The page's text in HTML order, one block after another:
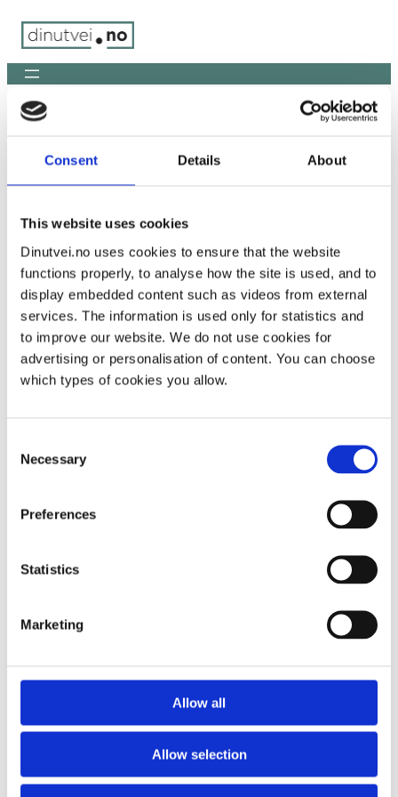
Consent Details About
This website uses cookies
Dinutvei.no uses cookies to ensure that the website
functions properly, to analyse how the site is used, and to
display embedded content such as videos from external
services. The information is used only for statistics and
to improve our website. We do not use cookies for
advertising or personalisation of content. You can choose
which types of cookies you allow.
Selection
Necessary
Preferences
Statistics
Marketing
Allow all
Allow selection
Skip
content
Du er her: ChatGPT Image Jan 28, 2026, 04_27_43 PM
ChatGPT Image Jan 28, 2026,
Nasjonal veiviser ved vold i nære relasjoner, voldtekt og
og traumatisk stress (NKVTS) på oppdrag fra Justis- og
beredskapsdepartementet.
nkvts.no